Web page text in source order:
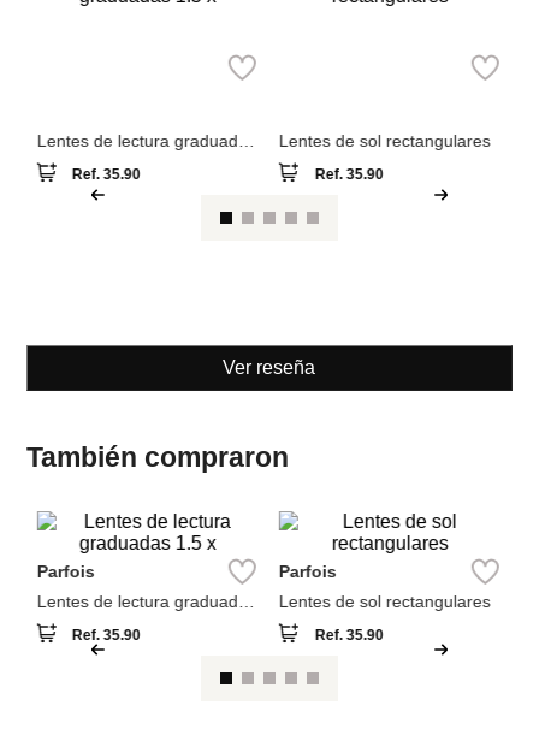
Parfois
Ver reseña
También compraron